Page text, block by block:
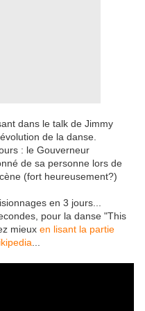
dans le talk de Jimmy
de la danse.
: le Gouverneur
de sa personne lors de
(fort heureusement?)
en 3 jours...
pour la danse "This
mieux en lisant la partie